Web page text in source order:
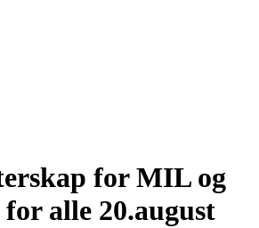
for MIL og
alle 20.august